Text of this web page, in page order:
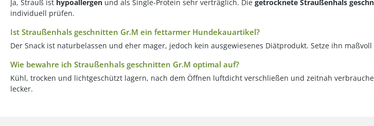
Ja, Strauß ist hypoallergen und als Single-Protein sehr verträglich. Die getrocknete Straußenhals
individuell prüfen.
Ist Straußenhals geschnitten Gr.M ein fettarmer Hundekauartikel?
Der Snack ist naturbelassen und eher mager, jedoch kein ausgewiesenes Diätprodukt. Setze ihn maßvoll
Wie bewahre ich Straußenhals geschnitten Gr.M optimal auf?
Kühl, trocken und lichtgeschützt lagern, nach dem Öffnen luftdicht verschließen und zeitnah
lecker.